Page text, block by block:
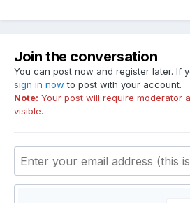
Join the conversation
You can post now and register later. If
sign in now to post with your account.
Note: Your post will require moderator
visible.